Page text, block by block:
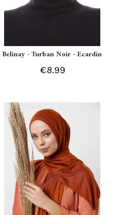
Belinay - Turban Noir - Ecardin
€8.99